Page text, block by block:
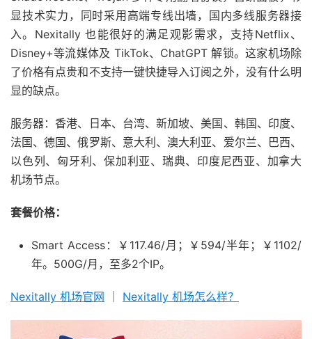
显技术实力，同时采用高端专线出墙，国内多线服务器接
入。Nexitally 也能很好的满足观影需求，支持Netflix、
Disney+等流媒体及 TikTok、ChatGPT 解锁。这家机场除
了价格有点贵和不支持一键快捷导入订阅之外，没有什么明
显的缺点。
服务器：香港、日本、台湾、新加坡、美国、韩国、印度、
法国、德国、俄罗斯、意大利、澳大利亚、爱尔兰、巴西、
以色列、匈牙利、保加利亚、瑞典、印度尼西亚、加拿大
机场节点。
套餐价格：
Smart Access：￥117.46/月；￥594/半年；￥1102/
年。500G/月，至多2个IP。
Nexitally 机场官网 Nexitally 机场怎么样？